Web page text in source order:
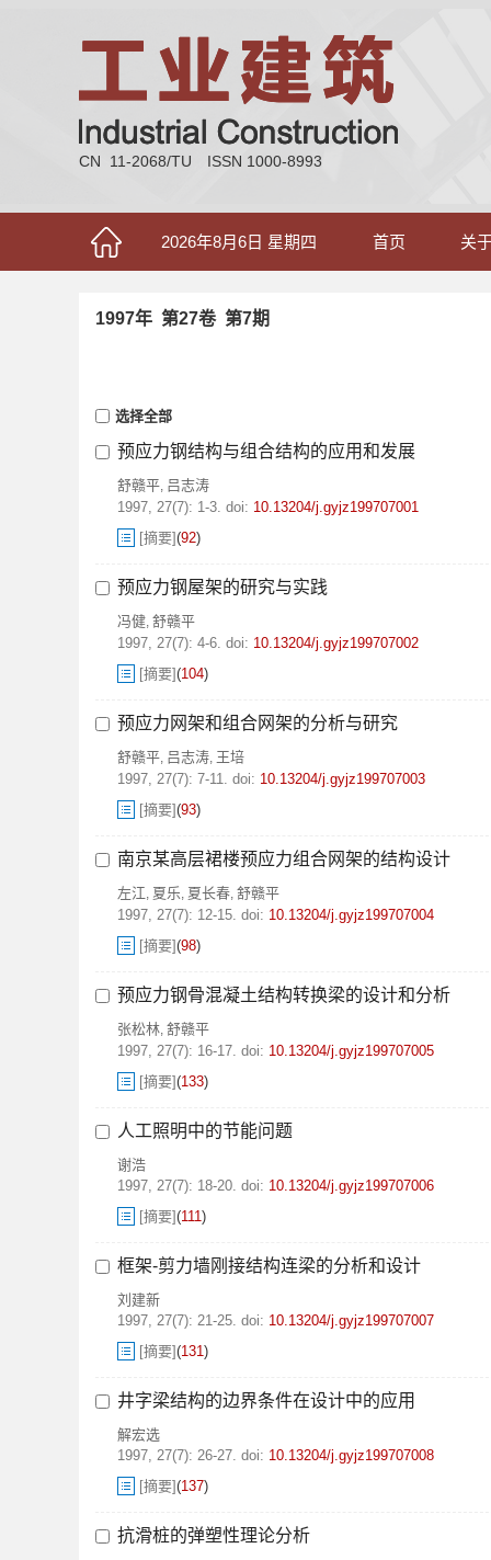
CN 11-2068/TU ISSN 1000-8993
2026年8月6日 星期四 首页 关
1997年 第27卷 第7期
选择全部
预应力钢结构与组合结构的应用和发展
舒赣平, 吕志涛
1997, 27(7): 1-3. doi: 10.13204/j.gyjz199707001
[摘要](92)
预应力钢屋架的研究与实践
冯健, 舒赣平
1997, 27(7): 4-6. doi: 10.13204/j.gyjz199707002
[摘要](104)
预应力网架和组合网架的分析与研究
舒赣平, 吕志涛, 王培
1997, 27(7): 7-11. doi: 10.13204/j.gyjz199707003
[摘要](93)
南京某高层裙楼预应力组合网架的结构设计
左江, 夏乐, 夏长春, 舒赣平
1997, 27(7): 12-15. doi: 10.13204/j.gyjz199707004
[摘要](98)
预应力钢骨混凝土结构转换梁的设计和分析
张松林, 舒赣平
1997, 27(7): 16-17. doi: 10.13204/j.gyjz199707005
[摘要](133)
人工照明中的节能问题
谢浩
1997, 27(7): 18-20. doi: 10.13204/j.gyjz199707006
[摘要](111)
框架-剪力墙刚接结构连梁的分析和设计
刘建新
1997, 27(7): 21-25. doi: 10.13204/j.gyjz199707007
[摘要](131)
井字梁结构的边界条件在设计中的应用
解宏选
1997, 27(7): 26-27. doi: 10.13204/j.gyjz199707008
[摘要](137)
抗滑桩的弹塑性理论分析